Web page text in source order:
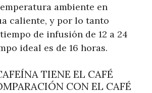
ambiente en
caliente, y por lo tanto
de infusión de 12 a 24
ideal es de 16 horas.
TIENE EL CAFÉ
CON EL CAFÉ